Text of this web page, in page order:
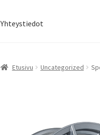
Yhteystiedot
Etusivu Uncategorized